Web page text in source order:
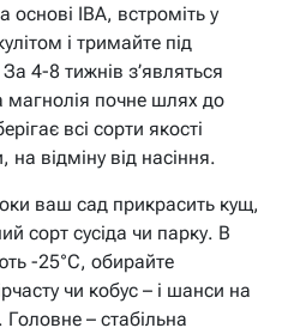
основі IBA, встроміть у
і тримайте під
4-8 тижнів з’являться
магнолія почне шлях до
всі сорти якості
відміну від насіння.
ваш сад прикрасить кущ,
сорт сусіда чи парку. В
-25°C, обирайте
чи кобус – і шанси на
Головне – стабільна